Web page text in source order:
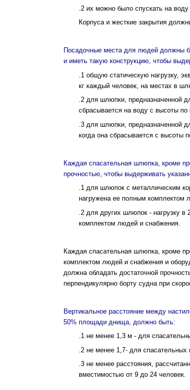
.2 их можно было спускать на
Корпуса и жесткие закрытия
Посадочные места для людей должны
и иметь такую конструкцию, чтобы
.1 общую статическую нагрузку,
кг каждый человек, на местах в
.2 для шлюпки, предназначенной
сбрасывается на воду с высоты
.3 для шлюпки, предназначенной
когда она сбрасы­вается с высоты
Каждая спасательная шлюпка, кроме
прочностью, чтобы выдерживать
.1 для шлюпок с металлическим
нагружена ее полным комплектом
.2 для других шлюпок - нагрузку
комплектом людей и снабжения.
Каждая спасательная шлюпка, кроме
комплектом людей и снабжения и
должна обладать достаточной
перпендикулярно борту судна при
Вертикальное расстояние между
50% площади днища, должно быть:
.1 не менее 1,3 м - для
.2 не менее 1,7- для
.3 не менее расстояния,
вместимостью от 9 до 24 человек.